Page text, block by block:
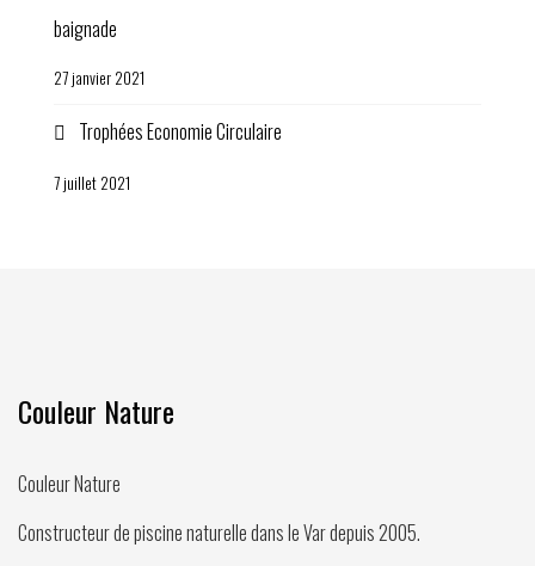
baignade
27 janvier 2021
Trophées Economie Circulaire
7 juillet 2021
Couleur Nature
Couleur Nature
Constructeur de piscine naturelle dans le Var depuis2005.